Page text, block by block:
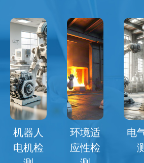
气检
测
电磁兼
容检测
电池检